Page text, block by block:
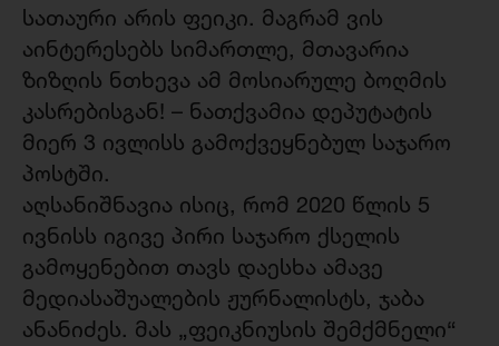
სათაური არის ფეიკი. მაგრამ ვის
აინტერესებს სიმართლე, მთავარია
ზიზღის ნთხევა ამ მოსიარულე ბოღმის
კასრებისგან! – ნათქვამია დეპუტატის
მიერ 3 ივლისს გამოქვეყნებულ საჯარო
პოსტში.
აღსანიშნავია ისიც, რომ 2020 წლის 5
ივნისს იგივე პირი საჯარო ქსელის
გამოყენებით თავს დაესხა ამავე
მედიასაშუალების ჟურნალისტს, ჯაბა
ანანიძეს. მას „ფეიკნიუსის შემქმნელი“